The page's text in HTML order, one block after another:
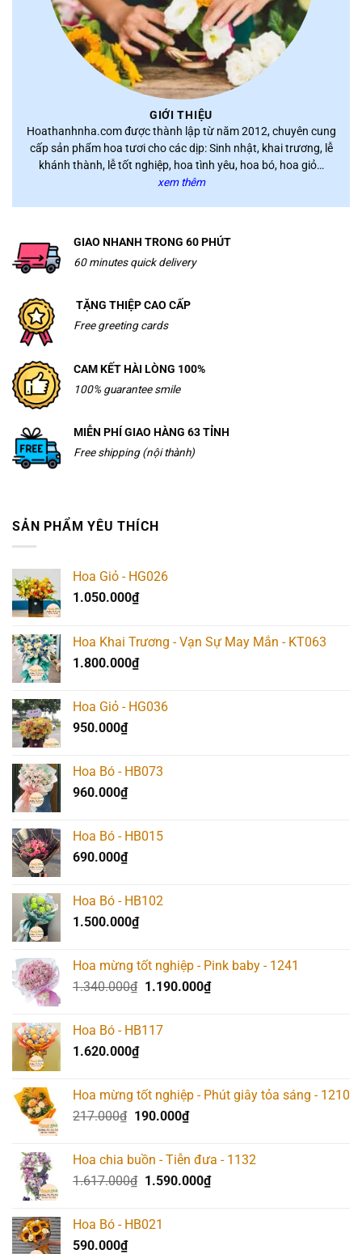
GIỚI THIỆU
Hoathanhnha.com được thành lập từ năm 2012, chuyên cung
cấp sản phẩm hoa tươi cho các dịp: Sinh nhật, khai trương, lễ
khánh thành, lễ tốt nghiệp, hoa tình yêu, hoa bó, hoa giỏ…
xem thêm
GIAO NHANH TRONG 60 PHÚT
60 minutes quick delivery
TẶNG THIỆP CAO CẤP
Free greeting cards
CAM KẾT HÀI LÒNG 100%
100% guarantee smile
MIỄN PHÍ GIAO HÀNG 63 TỈNH
Free shipping (nội thành)
SẢN PHẨM YÊU THÍCH
Hoa Giỏ - HG026
1.050.000₫
Hoa Khai Trương - Vạn Sự May Mắn - KT063
1.800.000₫
Hoa Giỏ - HG036
950.000₫
Hoa Bó - HB073
960.000₫
Hoa Bó - HB015
690.000₫
Hoa Bó - HB102
1.500.000₫
Hoa mừng tốt nghiệp - Pink baby - 1241
1.340.000₫ Giá
1.340.000₫.
1.190.000₫Giá
Hoa Bó - HB117
1.620.000₫
Hoa mừng tốt nghiệp - Phút giây tỏa sáng - 1210
217.000₫ Giá
217.000₫.
190.000₫Giá
là:
190.000₫.
Hoa chia buồn - Tiễn đưa - 1132
1.617.000₫ Giá
1.617.000₫.
1.590.000₫Giá
Hoa Bó - HB021
590.000₫